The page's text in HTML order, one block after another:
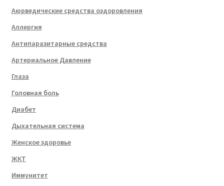
Аюрведические средства оздоровления
Аллергия
Антипаразитарные средства
Артериальное Давление
Глаза
Головная боль
Диабет
Дыхательная система
Женское здоровье
ЖКТ
Иммунитет